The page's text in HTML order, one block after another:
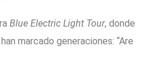
Blue Electric Light Tour, donde
marcado generaciones: “Are